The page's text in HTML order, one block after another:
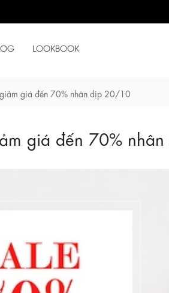
LOOKBOOK
giá đến 70% nhân dịp 20/10
giá đến 70%